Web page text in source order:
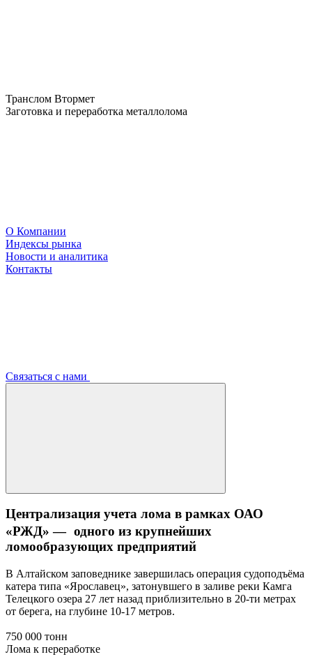
Транслом Втормет
Заготовка и переработка металлолома
О Компании
Индексы рынка
Новости и аналитика
Контакты
Связаться с нами
Централизация учета лома в рамках ОАО
«РЖД» — одного из крупнейших
ломообразующих предприятий
В Алтайском заповеднике завершилась операция судоподъёма
катера типа «Ярославец», затонувшего в заливе реки Камга
Телецкого озера 27 лет назад приблизительно в 20-ти метрах
от берега, на глубине 10-17 метров.
750 000 тонн
Лома к переработке